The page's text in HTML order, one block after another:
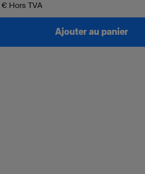
€ Hors TVA
Ajouter au panier